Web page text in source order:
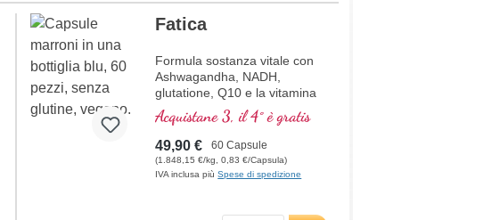
Fatica
Formula sostanza vitale con
Ashwagandha, NADH,
glutatione, Q10 e la vitamina
B12, contribuisce a ridurre la
stanchezza e la fatica.
Acquistane 3, il 4° è gratis
49,90 € 60 Capsule
(1.848,15 €/kg, 0,83 €/Capsula)
IVA inclusa piùSpese di spedizione